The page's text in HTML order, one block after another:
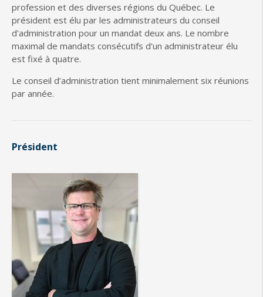
profession et des diverses régions du Québec. Le
président est élu par les administrateurs du conseil
d'administration pour un mandat deux ans. Le nombre
maximal de mandats consécutifs d'un administrateur élu
est fixé à quatre.
Le conseil d’administration tient minimalement six réunions
par année.
Président